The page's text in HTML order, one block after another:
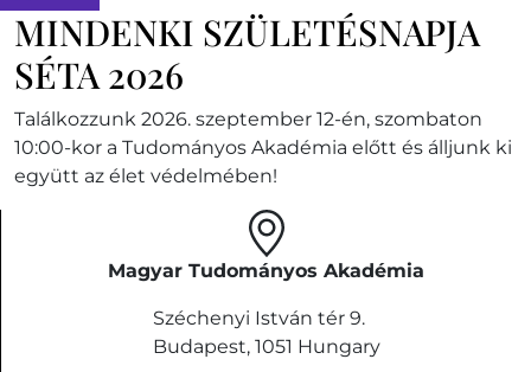
MINDENKI SZÜLETÉSNAPJA
SÉTA 2026
Találkozzunk 2026. szeptember 12-én, szombaton
10:00-kor a Tudományos Akadémia előtt és álljunk ki
együtt az élet védelmében!
Magyar Tudományos Akadémia
Széchenyi István tér 9.
Budapest, 1051 Hungary